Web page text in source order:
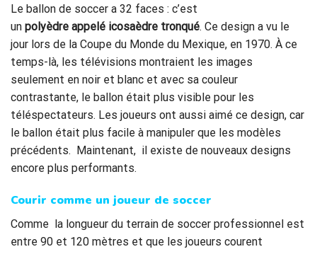
Le ballon de soccer a 32 faces : c’est
un polyèdre appelé icosaèdre tronqué. Ce design a vu le
jour lors de la Coupe du Monde du Mexique, en 1970. À ce
temps-là, les télévisions montraient les images
seulement en noir et blanc et avec sa couleur
contrastante, le ballon était plus visible pour les
téléspectateurs. Les joueurs ont aussi aimé ce design, car
le ballon était plus facile à manipuler que les modèles
précédents. Maintenant, il existe de nouveaux designs
encore plus performants.
Courir comme un joueur de soccer
Comme la longueur du terrain de soccer professionnel est
entre 90 et 120 mètres et que les joueurs courent